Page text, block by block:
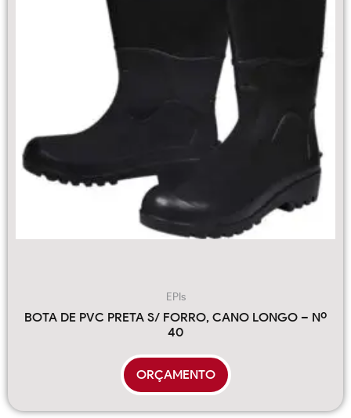
EPIs
BOTA DE PVC PRETA S/ FORRO, CANO LONGO – Nº
40
ORÇAMENTO